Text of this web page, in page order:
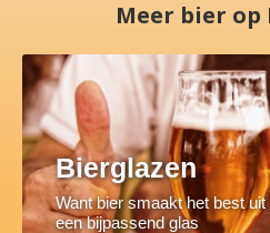
Meer bier
Bierglazen
Want bier smaakt het best uit
een bijpassend glas